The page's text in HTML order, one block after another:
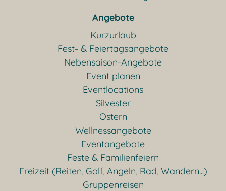
Angebote
Kurzurlaub
Fest- & Feiertagsangebote
Nebensaison-Angebote
Event planen
Eventlocations
Silvester
Ostern
Wellnessangebote
Eventangebote
Feste & Familienfeiern
Freizeit (Reiten, Golf, Angeln, Rad, Wandern...)
Gruppenreisen